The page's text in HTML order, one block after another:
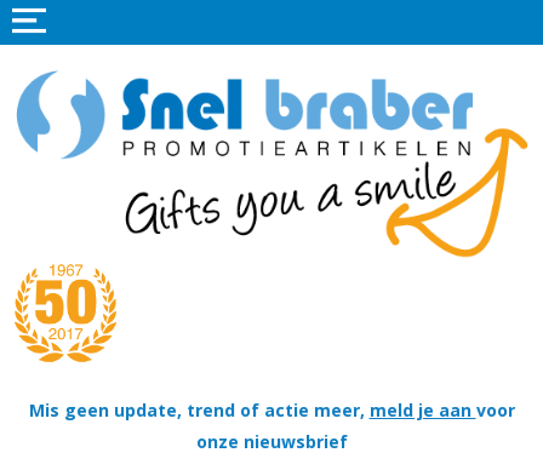
Mis geen update, trend of actie meer, meld je aan voor
onze nieuwsbrief
Home
Promotieartikelen
Tassen
Thema's